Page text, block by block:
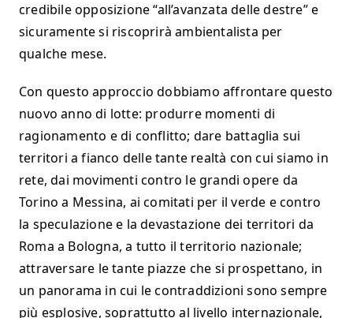
credibile opposizione “all’avanzata delle destre” e
sicuramente si riscoprirà ambientalista per
qualche mese.
Con questo approccio dobbiamo affrontare questo
nuovo anno di lotte: produrre momenti di
ragionamento e di conflitto; dare battaglia sui
territori a fianco delle tante realtà con cui siamo in
rete, dai movimenti contro le grandi opere da
Torino a Messina, ai comitati per il verde e contro
la speculazione e la devastazione dei territori da
Roma a Bologna, a tutto il territorio nazionale;
attraversare le tante piazze che si prospettano, in
un panorama in cui le contraddizioni sono sempre
più esplosive, soprattutto al livello internazionale,